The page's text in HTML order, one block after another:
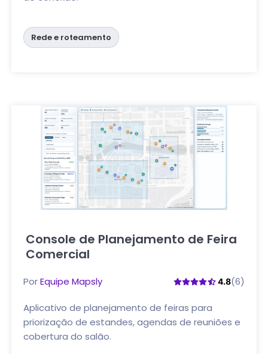
Rede e roteamento
Console de Planejamento de Feira
Comercial
PorEquipe Mapsly 4.8(6)
Aplicativo de planejamento de feiras para
priorização de estandes, agendas de reuniões e
cobertura do salão.
Clique aqui